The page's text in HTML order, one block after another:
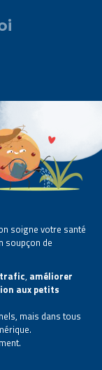
dans la
à base de
quotidien.